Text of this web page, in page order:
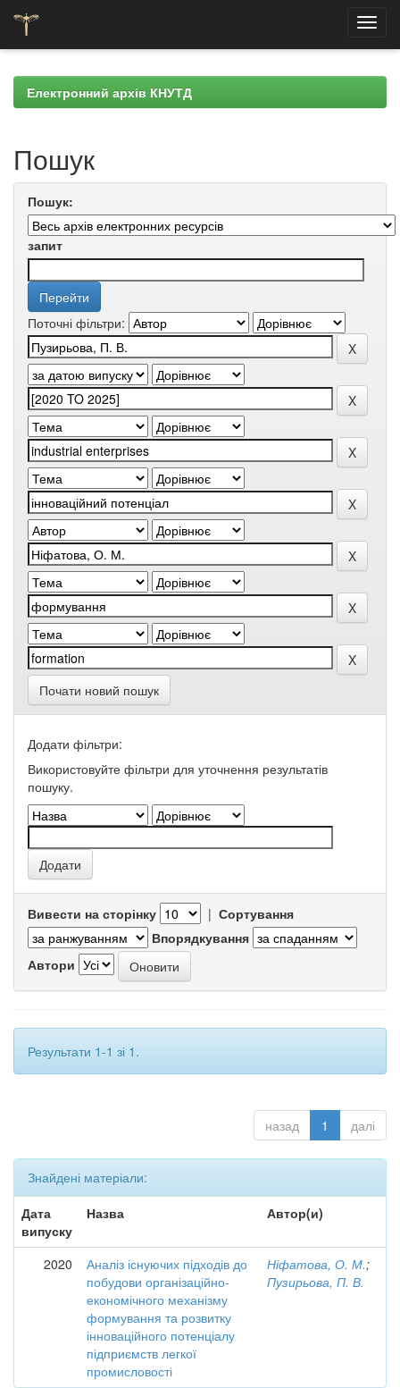
navigationЕлектронний архів КНУТД
Пошук
Пошук:
запит
Поточні фільтри:
Почати новий пошук
Додати фільтри:
Використовуйте фільтри для уточнення результатів
пошуку.
Вивести на сторінку | Сортування
Впорядкування
Автори
Результати 1-1 зі 1.
назад 1 далі
Знайдені матеріали:
Дата
випуску
Назва Автор(и)
2020
Аналіз існуючих підходів до
побудови організаційно-
економічного механізму
формування та розвитку
інноваційного потенціалу
підприємств легкої
промисловості
Ніфатова, О. М.;
Пузирьова, П. В.